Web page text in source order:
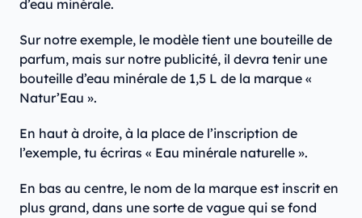
d’eau minérale.
Sur notre exemple, le modèle tient une bouteille de
parfum, mais sur notre publicité, il devra tenir une
bouteille d’eau minérale de 1,5 L de la marque «
Natur’Eau ».
En haut à droite, à la place de l’inscription de
l’exemple, tu écriras « Eau minérale naturelle ».
En bas au centre, le nom de la marque est inscrit en
plus grand, dans une sorte de vague qui se fond